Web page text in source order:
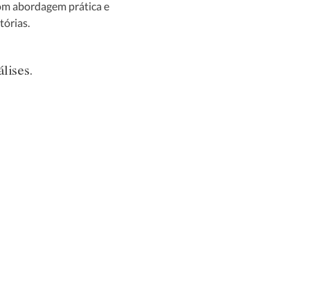
abordagem prática e